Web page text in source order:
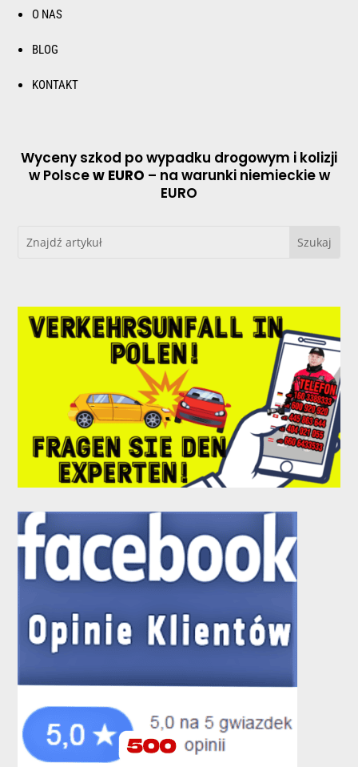
O NAS
BLOG
KONTAKT
Wyceny szkod po wypadku drogowym i kolizji
w Polscew EURO – na warunki niemieckie w
EURO